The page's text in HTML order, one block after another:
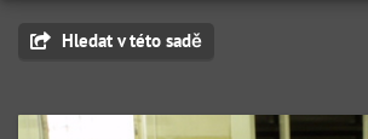
Hledat v této sadě